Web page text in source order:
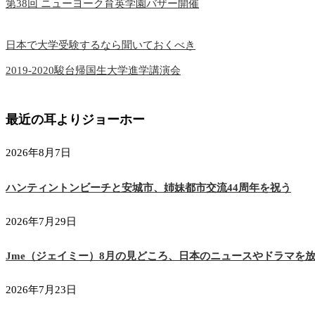
第38回 ニューヨーク育英学園バザー開催
日本で大学受験するなら聞いておくべき
2019-2020駿台帰国生大学進学講演会
最近の耳よりジョーホー
2026年8月7日
ハンティントンビーチと安城市、姉妹都市交流44周年を祝う
2026年7月29日
Jme（ジェイミー）8月の見どころ、日本のニュースやドラマを
2026年7月23日